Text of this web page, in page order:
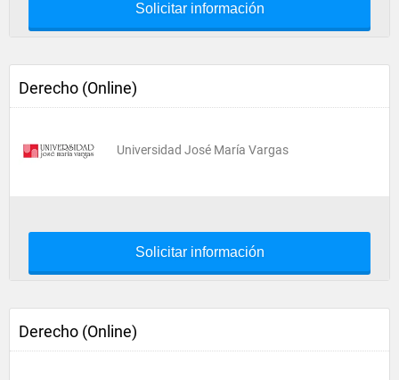
Solicitar información
Derecho (Online)
Universidad José María Vargas
Solicitar información
Derecho (Online)